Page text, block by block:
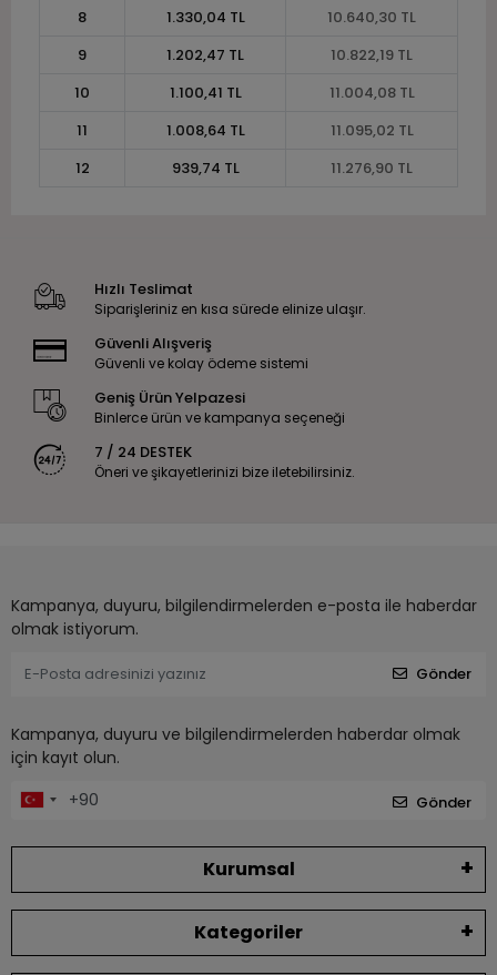
8
1.330,04 TL
10.640,30 TL
9
1.202,47 TL
10.822,19 TL
10
1.100,41 TL
11.004,08 TL
11
1.008,64 TL
11.095,02 TL
12
939,74 TL 11.276,90 TL
Hızlı Teslimat
Siparişleriniz en kısa sürede elinize ulaşır.
Güvenli Alışveriş
Güvenli ve kolay ödeme sistemi
Geniş Ürün Yelpazesi
Binlerce ürün ve kampanya seçeneği
7 / 24 DESTEK
Öneri ve şikayetlerinizi bize iletebilirsiniz.
Kampanya, duyuru, bilgilendirmelerden e-posta ile haberdar
olmak istiyorum.
Gönder
Kampanya, duyuru ve bilgilendirmelerden haberdar olmak
için kayıt olun.
Gönder
Kurumsal
Kategoriler